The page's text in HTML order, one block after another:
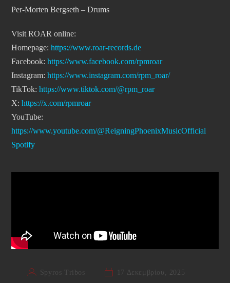
Per-Morten Bergseth – Drums
Visit ROAR online:
Homepage: https://www.roar-records.de
Facebook: https://www.facebook.com/rpmroar
Instagram: https://www.instagram.com/rpm_roar/
TikTok: https://www.tiktok.com/@rpm_roar
X: https://x.com/rpmroar
YouTube:
https://www.youtube.com/@ReigningPhoenixMusicOfficial
Spotify
Spyros Tribos
17 Δεκεμβρίου, 2025